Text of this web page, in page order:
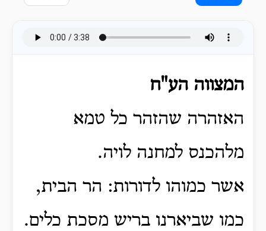
המצווה הע"ח
האזהרה שהזהר כל טמא
מלהכנס למחנה לויה.
אשר כמוהו לדורות: הר הבית,
כמו שביארנו בריש מסכת כלים.